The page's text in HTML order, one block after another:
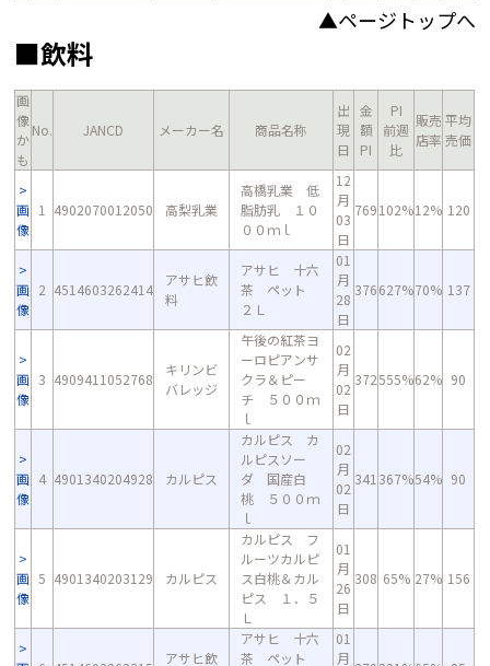
▲ページトップへ
■飲料
画
像
か
も
No. JANCD メーカー名 商品名称
出
現
日
金
額
PI
PI
前週
比
販売
店率
平均
売価
画
像
1 4902070012050 高梨乳業
高橋乳業 低
脂肪乳 １０
００ｍｌ
12
月
03
日
769102%12% 120
画
像
2 4514603262414
アサヒ飲
料
アサヒ 十六
茶 ペット
２Ｌ
01
月
28
日
376627%70% 137
画
像
3 4909411052768
キリンビ
バレッジ
午後の紅茶ヨ
ーロピアンサ
クラ＆ピー
チ ５００ｍ
ｌ
02
月
02
日
372555%62% 90
画
像
4 4901340204928 カルピス
カルピス カ
ルピスソー
ダ 国産白
桃 ５００ｍ
ｌ
02
月
02
日
341 367%54% 90
画
像
5 4901340203129 カルピス
カルピス フ
ルーツカルピ
ス白桃＆カル
ピス １．５
Ｌ
01
月
26
日
308 65% 27% 156
アサヒ飲
アサヒ 十六
茶 ペット
01
月